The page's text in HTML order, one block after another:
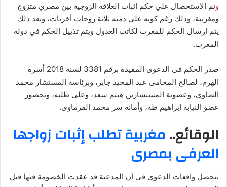
وتم الاستحصال علي حكم إثبات العلاقة الزوجية بين مصري متزوج
ومغربية، وذلك رغم كونه علي ذمته ثلاثة زوجات أخريات، وبعد ذلك
يتم إرسال الحكم للمغرب لكاتب العدول ويتم تذييل الحكم في دولة
المغرب.
صدر الحكم فى الدعوى المقيدة برقم 3381 لسنة 2018 أسرة
الهرم، لصالح المحامى عبد المجيد جابر، وبرئاسة المستشار محمد
الصاوى، وعضوية المستشارين هيثم سعد، وعلى طلبه، وبحضور
عضو النيابة إبراهيم طه، وأمانة سر محمد الفرماوى.
الوقائع..مغربية تطلب إثبات زواجها
العرفى بمصرى
تتحصل واقعات الدعوى فى أن المدعية قد عقدت الخصومة فيها قبل